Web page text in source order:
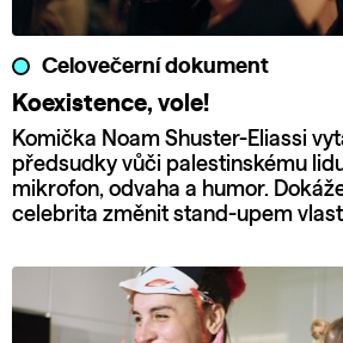
Celovečerní dokument
Koexistence, vole!
Komička Noam Shuster-Eliassi
předsudky vůči palestinskému
mikrofon, odvaha a humor.
celebrita změnit stand-upem